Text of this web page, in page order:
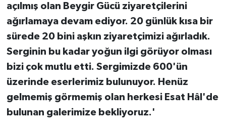
açılmış olan Beygir Gücü ziyaretçilerini
ağırlamaya devam ediyor. 20 günlük kısa bir
sürede 20 bini aşkın ziyaretçimizi ağırladık.
Serginin bu kadar yoğun ilgi görüyor olması
bizi çok mutlu etti. Sergimizde 600'ün
üzerinde eserlerimiz bulunuyor. Henüz
gelmemiş görmemiş olan herkesi Esat Hâl'de
bulunan galerimize bekliyoruz.'